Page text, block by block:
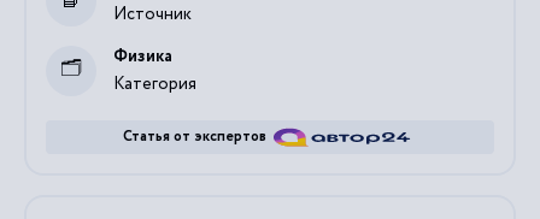
Источник
Категория
Физика
Статья от экспертов